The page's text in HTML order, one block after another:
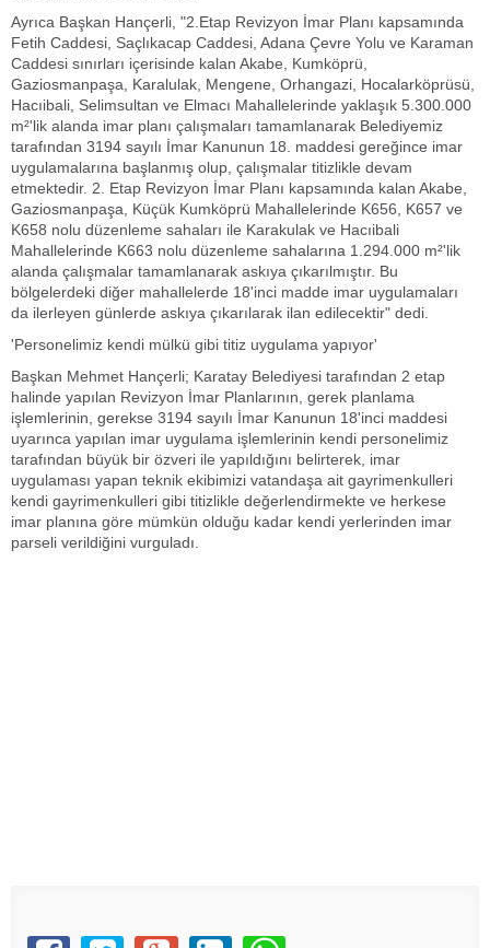
Ayrıca Başkan Hançerli, "2.Etap Revizyon İmar Planı kapsamında
Fetih Caddesi, Saçlıkacap Caddesi, Adana Çevre Yolu ve Karaman
Caddesi sınırları içerisinde kalan Akabe, Kumköprü,
Gaziosmanpaşa, Karalulak, Mengene, Orhangazi, Hocalarköprüsü,
Hacıibali, Selimsultan ve Elmacı Mahallelerinde yaklaşık 5.300.000
m²'lik alanda imar planı çalışmaları tamamlanarak Belediyemiz
tarafından 3194 sayılı İmar Kanunun 18. maddesi gereğince imar
uygulamalarına başlanmış olup, çalışmalar titizlikle devam
etmektedir. 2. Etap Revizyon İmar Planı kapsamında kalan Akabe,
Gaziosmanpaşa, Küçük Kumköprü Mahallelerinde K656, K657 ve
K658 nolu düzenleme sahaları ile Karakulak ve Hacıibali
Mahallelerinde K663 nolu düzenleme sahalarına 1.294.000 m²'lik
alanda çalışmalar tamamlanarak askıya çıkarılmıştır. Bu
bölgelerdeki diğer mahallelerde 18'inci madde imar uygulamaları
da ilerleyen günlerde askıya çıkarılarak ilan edilecektir" dedi.
'Personelimiz kendi mülkü gibi titiz uygulama yapıyor'
Başkan Mehmet Hançerli; Karatay Belediyesi tarafından 2 etap
halinde yapılan Revizyon İmar Planlarının, gerek planlama
işlemlerinin, gerekse 3194 sayılı İmar Kanunun 18'inci maddesi
uyarınca yapılan imar uygulama işlemlerinin kendi personelimiz
tarafından büyük bir özveri ile yapıldığını belirterek, imar
uygulaması yapan teknik ekibimizi vatandaşa ait gayrimenkulleri
kendi gayrimenkulleri gibi titizlikle değerlendirmekte ve herkese
imar planına göre mümkün olduğu kadar kendi yerlerinden imar
parseli verildiğini vurguladı.